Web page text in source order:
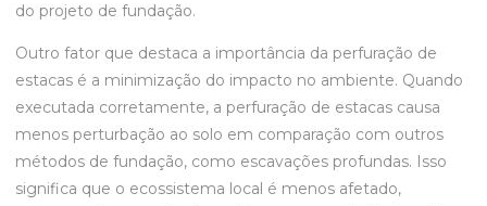
do projeto de fundação.
Outro fator que destaca a importância da perfuração de
estacas é a minimização do impacto no ambiente. Quando
executada corretamente, a perfuração de estacas causa
menos perturbação ao solo em comparação com outros
métodos de fundação, como escavações profundas. Isso
significa que o ecossistema local é menos afetado,